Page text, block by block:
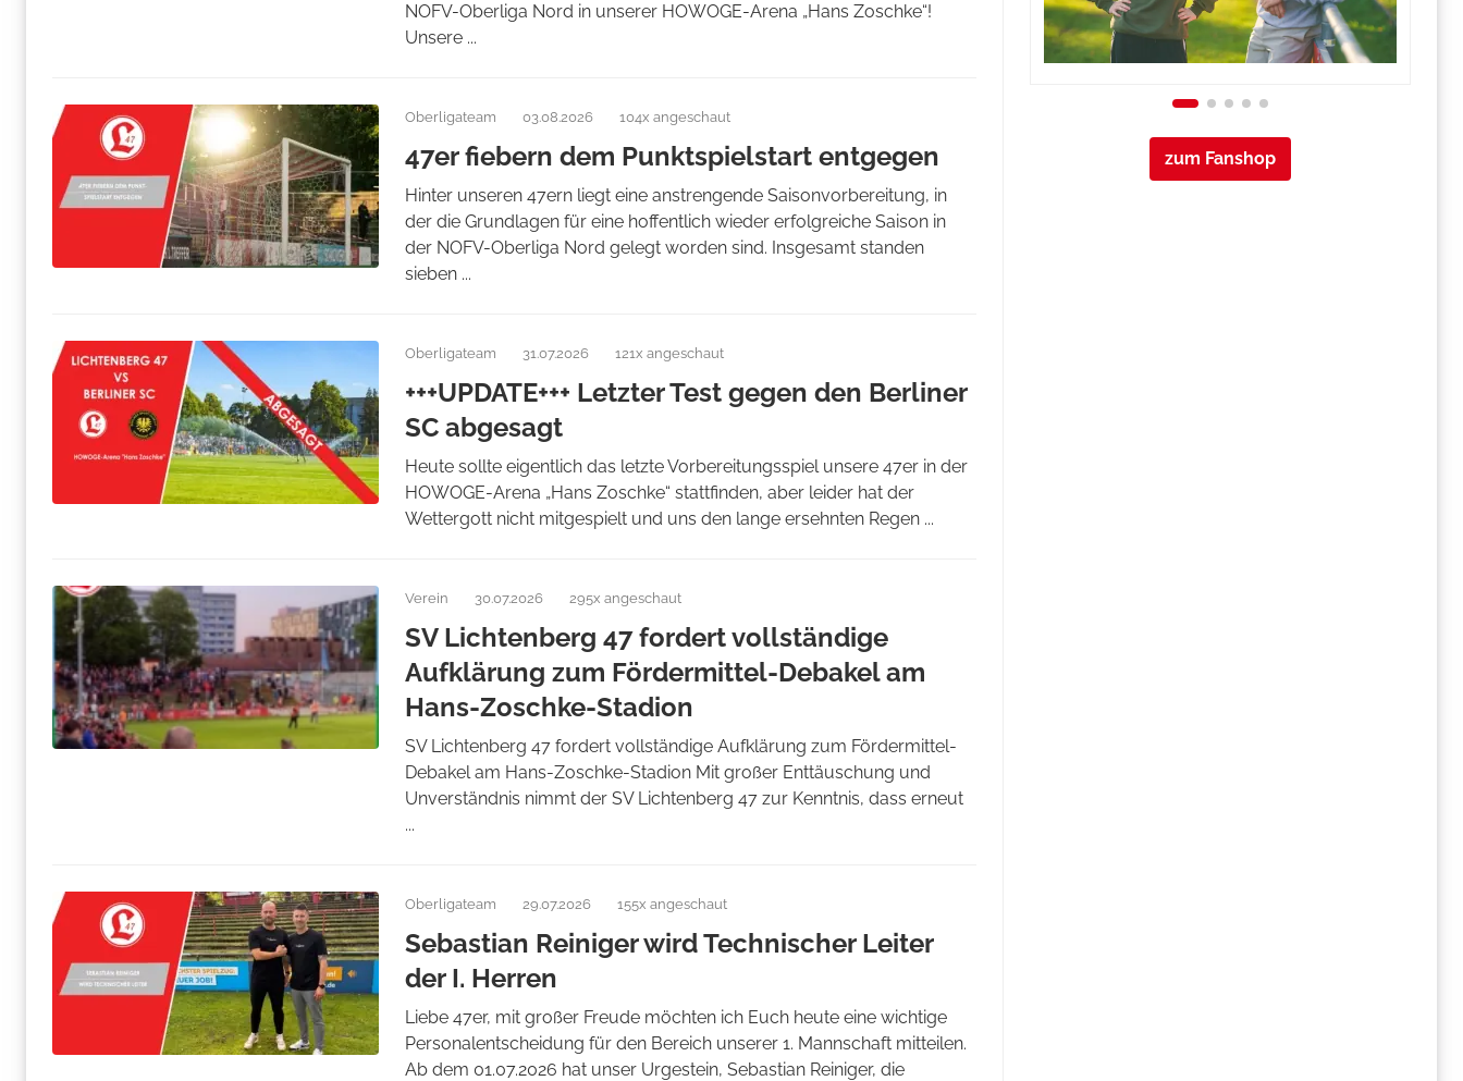
NOFV-Oberliga Nord in unserer HOWOGE-Arena „Hans Zoschke“!
Unsere ...
Oberligateam 03.08.2026 104x angeschaut
47er fiebern dem Punktspielstart entgegen
Hinter unseren 47ern liegt eine anstrengende Saisonvorbereitung, in
der die Grundlagen für eine hoffentlich wieder erfolgreiche Saison in
der NOFV-Oberliga Nord gelegt worden sind. Insgesamt standen
sieben ...
Oberligateam 31.07.2026 121x angeschaut
+++UPDATE+++ Letzter Test gegen den Berliner
SC abgesagt
Heute sollte eigentlich das letzte Vorbereitungsspiel unsere 47er in der
HOWOGE-Arena „Hans Zoschke“ stattfinden, aber leider hat der
Wettergott nicht mitgespielt und uns den lange ersehnten Regen ...
Verein 30.07.2026 295x angeschaut
SV Lichtenberg 47 fordert vollständige
Aufklärung zum Fördermittel-Debakel am
Hans-Zoschke-Stadion
SV Lichtenberg 47 fordert vollständige Aufklärung zum Fördermittel-
Debakel am Hans-Zoschke-Stadion Mit großer Enttäuschung und
Unverständnis nimmt der SV Lichtenberg 47 zur Kenntnis, dass erneut
...
Oberligateam 29.07.2026 155x angeschaut
Sebastian Reiniger wird Technischer Leiter
der I. Herren
Liebe 47er, mit großer Freude möchten ich Euch heute eine wichtige
Personalentscheidung für den Bereich unserer 1. Mannschaft mitteilen.
Ab dem 01.07.2026 hat unser Urgestein, Sebastian Reiniger, die
zum Fanshop